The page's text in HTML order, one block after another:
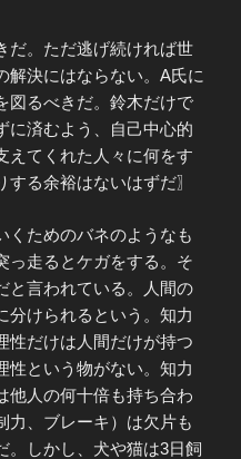
だ。ただ逃げ続ければ世
解決にはならない。A氏に
図るべきだ。鈴木だけで
に済むよう、自己中心的
えてくれた人々に何をす
る余裕はないはずだ〗
くためのバネのようなも
っ走るとケガをする。そ
と言われている。人間の
分けられるという。知力
性だけは人間だけが持つ
性という物がない。知力
他人の何十倍も持ち合わ
力、ブレーキ）は欠片も
。しかし、犬や猫は3日飼